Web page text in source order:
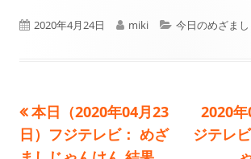
公
2020年4月24日
作
miki
カ
今日のめざま
投
稿
前
の
本日（2020年04月23
日）フジテレビ： めざ
次
の
2020
ジテレ